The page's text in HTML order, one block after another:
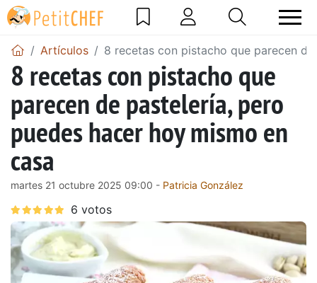
Artículos 8 recetas con pistacho que parecen
8 recetas con pistacho que
parecen de pastelería, pero
puedes hacer hoy mismo en
casa
martes 21 octubre 2025 09:00 - Patricia González